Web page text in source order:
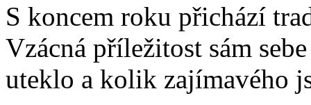
S koncem roku přichází
Vzácná příležitost sám
uteklo a kolik zajímavého